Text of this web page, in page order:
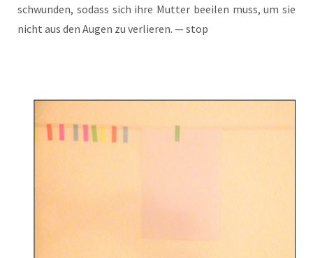
schwun­den, sodass sich ihre Mut­ter beei­len muss, um sie
nicht aus den Augen zu ver­lie­ren. — stop